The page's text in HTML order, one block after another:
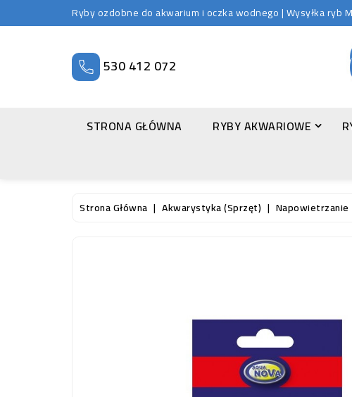
Ryby ozdobne do akwarium i oczka wodnego | Wysyłka
530 412 072
STRONA GŁÓWNA RYBY AKWARIOWE
Strona Główna Akwarystyka (sprzęt) Napowietrzanie